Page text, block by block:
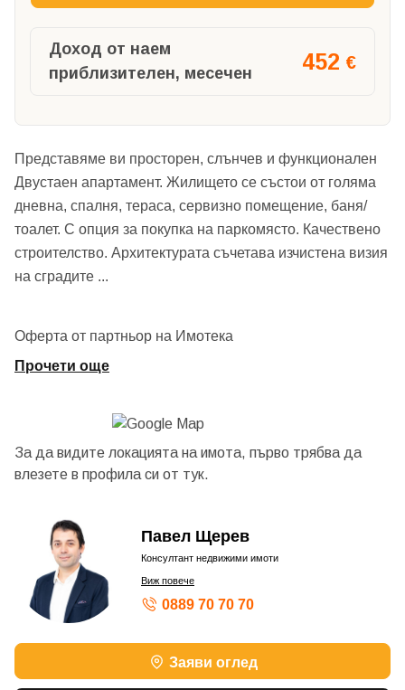
Доход от наем
приблизителен, месечен
452 €
Представяме ви просторен, слънчев и функционален
Двустаен апартамент. Жилището се състои от голяма
дневна, спалня, тераса, сервизно помещение, баня/
тоалет. С опция за покупка на паркомясто. Качествено
строителство. Архитектурата съчетава изчистена визия
на сградите ...
Оферта от партньор на Имотека
Прочети още
За да видите локацията на имота, първо трябва да
влезете в профила си от тук.
Павел Щерев
Консултант недвижими имоти
Виж повече
0889 70 70 70
Заяви оглед